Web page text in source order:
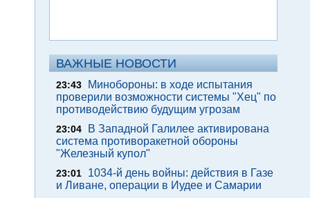
ВАЖНЫЕ НОВОСТИ
23:43
Минобороны: в ходе испытания
проверили возможности системы "Хец" по
противодействию будущим угрозам
23:04
В Западной Галилее активирована
система противоракетной обороны
"Железный купол"
23:01
1034-й день войны: действия в Газе
и Ливане, операции в Иудее и Самарии